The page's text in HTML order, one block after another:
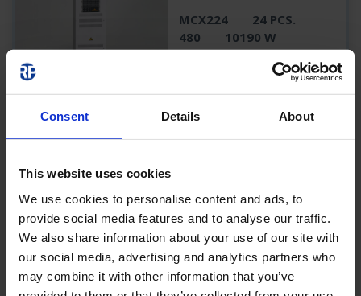
Consent Details About
This website uses cookies
We use cookies to personalise content and ads, to
provide social media features and to analyse our traffic.
We also share information about your use of our site with
our social media, advertising and analytics partners who
may combine it with other information that you’ve
MCX224
24 PCS.
480
10190 W
3730 W
1450 W
MCX236
36 PCS.
720
10190 W
3730 W
1450 W